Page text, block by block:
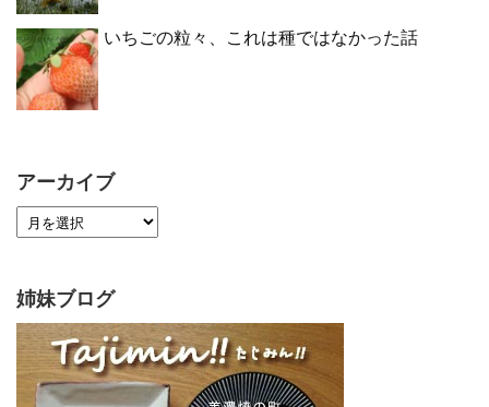
いちごの粒々、これは種ではなかった話
アーカイブ
姉妹ブログ